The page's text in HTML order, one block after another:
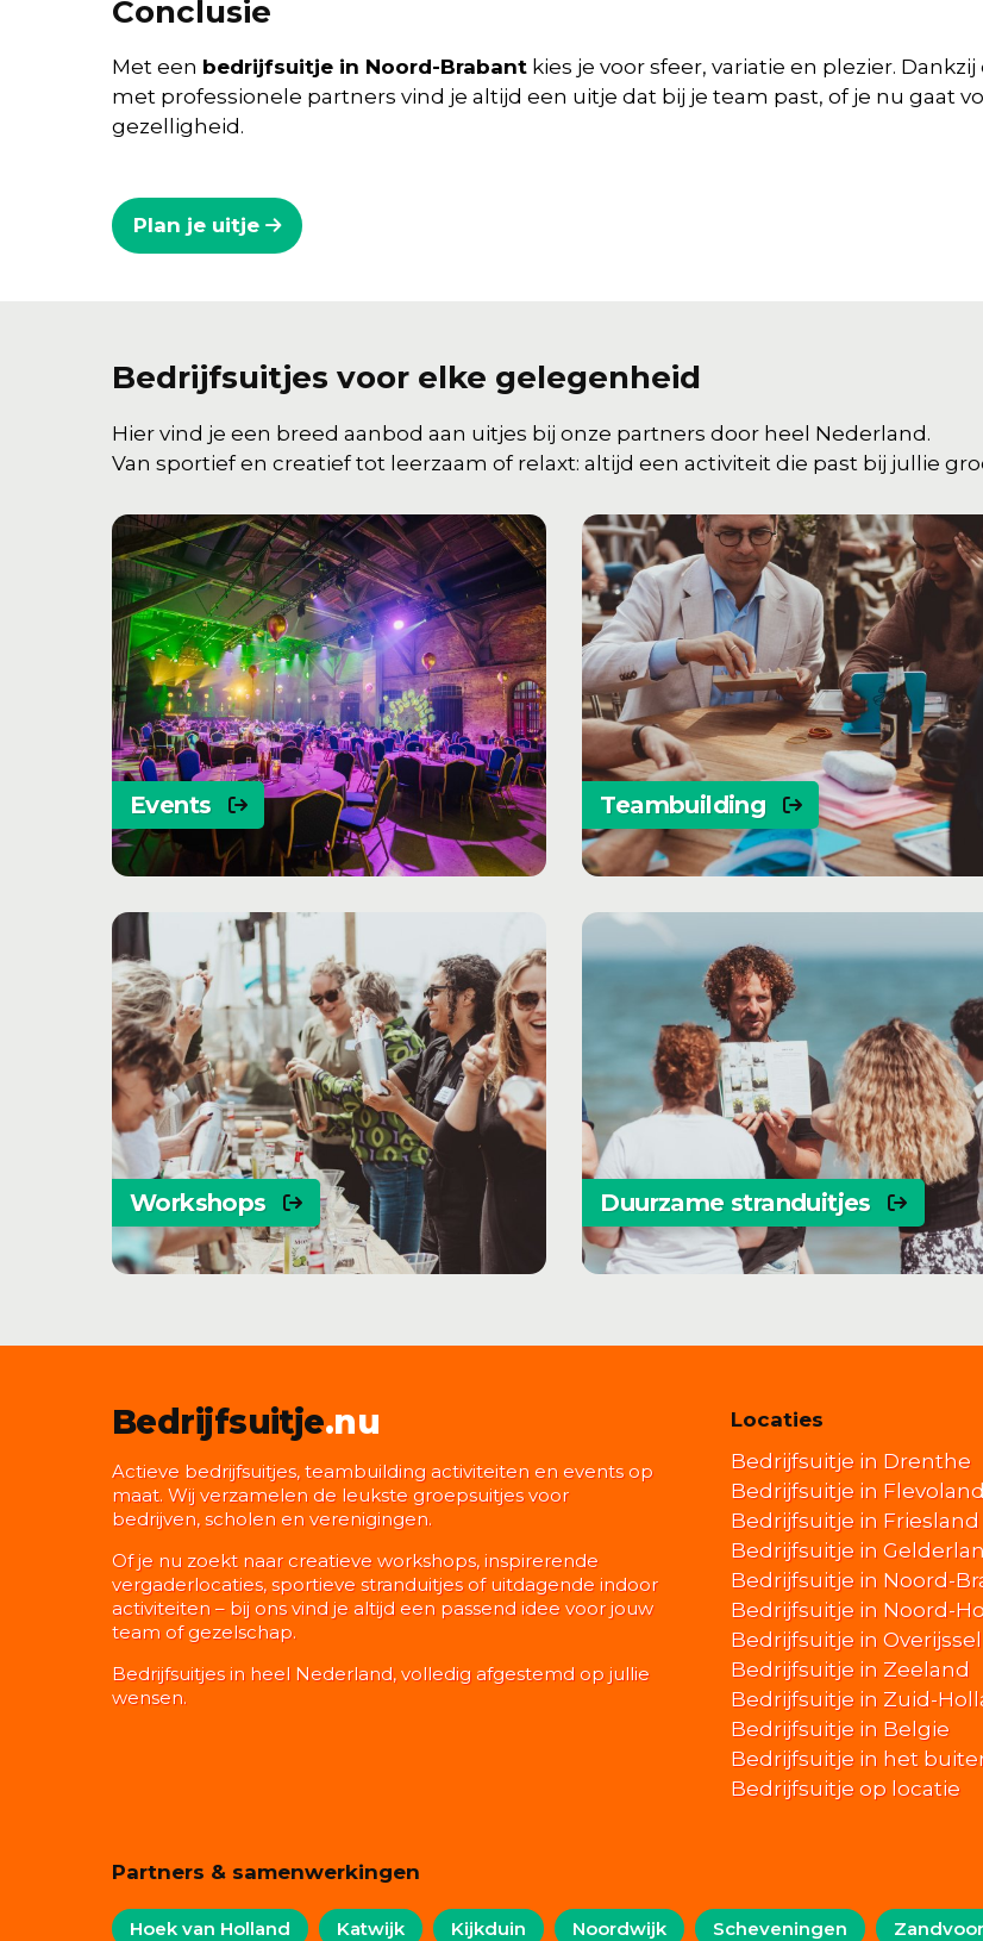
Conclusie
Met een bedrijfsuitje in Noord-Brabant kies je voor sfeer, variatie en plezier.
met professionele partners vind je altijd een uitje dat bij je team past, of je nu gaat
gezelligheid.
Plan je uitje
Bedrijfsuitjes voor elke gelegenheid
Hier vind je een breed aanbod aan uitjes bij onze partners door heel Nederland.
Van sportief en creatief tot leerzaam of relaxt: altijd een activiteit die past bij jullie
Events Teambuilding
Workshops Duurzame stranduitjes
Bedrijfsuitje.nu
Actieve bedrijfsuitjes, teambuilding activiteiten en events op
maat. Wij verzamelen de leukste groepsuitjes voor
bedrijven, scholen en verenigingen.
Of je nu zoekt naar creatieve workshops, inspirerende
vergaderlocaties, sportieve stranduitjes of uitdagende indoor
activiteiten – bij ons vind je altijd een passend idee voor jouw
team of gezelschap.
Bedrijfsuitjes in heel Nederland, volledig afgestemd op jullie
wensen.
Locaties
Bedrijfsuitje in Drenthe
Bedrijfsuitje in Flevoland
Bedrijfsuitje in Friesland
Bedrijfsuitje in
Bedrijfsuitje in Noord-
Bedrijfsuitje in Noord-
Bedrijfsuitje in Overijssel
Bedrijfsuitje in Zeeland
Bedrijfsuitje in Zuid-
Bedrijfsuitje in Belgie
Bedrijfsuitje in het
Bedrijfsuitje op locatie
Partners & samenwerkingen
Hoek van Holland Katwijk Kijkduin Noordwijk Scheveningen